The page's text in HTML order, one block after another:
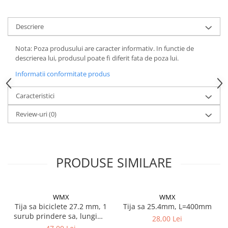
Descriere
Nota: Poza produsului are caracter informativ. In functie de
descrierea lui, produsul poate fi diferit fata de poza lui.
Informatii conformitate produs
Caracteristici
Review-uri(0)
PRODUSE SIMILARE
WMX
Tija sa biciclete 27.2 mm, 1
surub prindere sa, lungime
400mm
WMX
Tija sa 25.4mm, L=400mm
28,00 Lei